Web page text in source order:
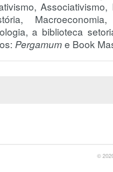
a biblioteca
Pergamume Book
©